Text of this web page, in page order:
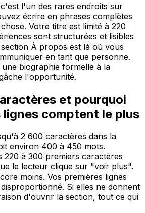
l'un des rares endroits sur
écrire en phrases complètes
Votre titre est limité à 220
sont structurées et lisibles
À propos est là où vous
en tant que personne.
biographie formelle à la
l'opportunité.
et pourquoi
lignes comptent le plus
2 600 caractères dans la
environ 400 à 450 mots.
220 à 300 premiers caractères
le lecteur clique sur "voir plus".
moins. Vos premières lignes
Si elles ne donnent
d'ouvrir la section, tout ce qui